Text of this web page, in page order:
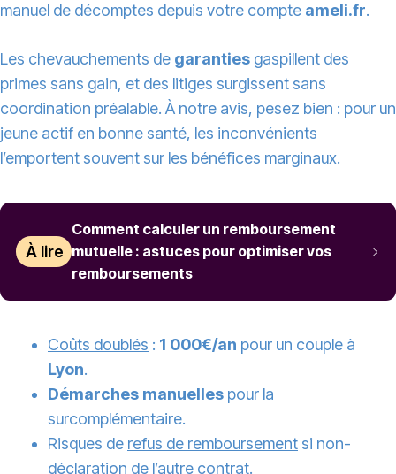
manuel de décomptes depuis votre compte ameli.fr.
Les chevauchements de garanties gaspillent des
primes sans gain, et des litiges surgissent sans
coordination préalable. À notre avis, pesez bien : pour un
jeune actif en bonne santé, les inconvénients
l’emportent souvent sur les bénéfices marginaux.
À lire
Comment calculer un remboursement
mutuelle : astuces pour optimiser vos
remboursements
Coûts doublés : 1 000€/an pour un couple à
Lyon.
Démarches manuelles pour la
surcomplémentaire.
Risques de refus de remboursement si non-
déclaration de l’autre contrat.